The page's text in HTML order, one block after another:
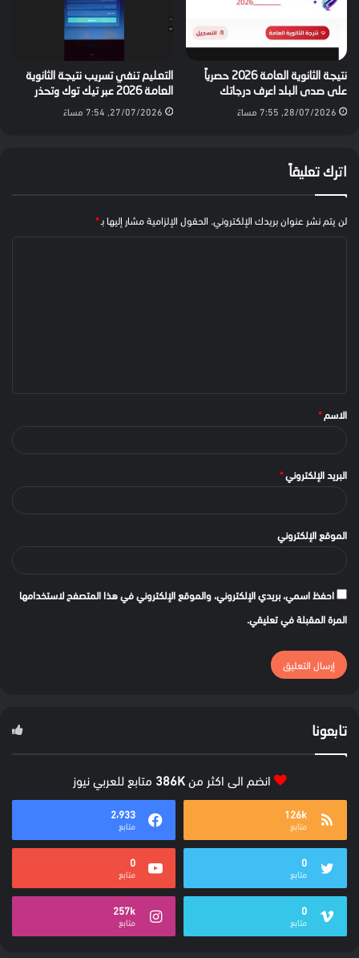
نتيجة الثانوية العامة 2026 حصرياً
على صدى البلد اعرف درجاتك
28/07/2026, 7:55 مساءً
التعليم تنفي تسريب نتيجة الثانوية
العامة 2026 عبر تيك توك وتحذر
27/07/2026, 7:54 مساءً
اترك تعليقاً
لن يتم نشر عنوان بريدك الإلكتروني. الحقول الإلزامية مشار إليها بـ*
الاسم*
البريد الإلكتروني*
الموقع الإلكتروني
احفظ اسمي، بريدي الإلكتروني، والموقع الإلكتروني في هذا المتصفح لاستخدامها
المرة المقبلة في تعليقي.
تابعونا
انضم الى اكثر من386K متابع للعربي نيوز
126k
متابع
2٬933
متابع
0
متابع
0
متابع
0
متابع
257k
متابع